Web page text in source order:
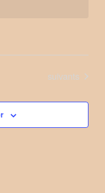
Évènements
suivants